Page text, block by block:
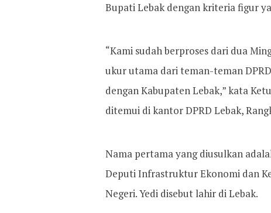
Bupati Lebak dengan kriteria figur
“Kami sudah berproses dari dua
ukur utama dari teman-teman
dengan Kabupaten Lebak,” kata
ditemui di kantor DPRD Lebak,
Nama pertama yang diusulkan
Deputi Infrastruktur Ekonomi dan
Negeri. Yedi disebut lahir di Lebak.